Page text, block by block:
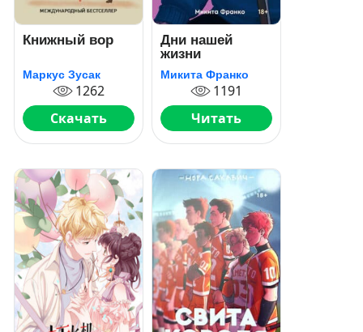
Книжный вор
Маркус Зусак
1262
Скачать
Дни нашей
жизни
Микита Франко
1191
Читать